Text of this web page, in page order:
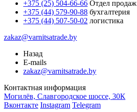
+375 (25) 504-66-66 Отдел продаж
+375 (44) 579-90-88 бухгалтерия
+375 (44) 507-50-02 логистика
zakaz@varnitsatrade.by
Назад
E-mails
zakaz@varnitsatrade.by
Контактная информация
Могилёв, Славгородское шоссе, 30К
Вконтакте Instagram Telegram